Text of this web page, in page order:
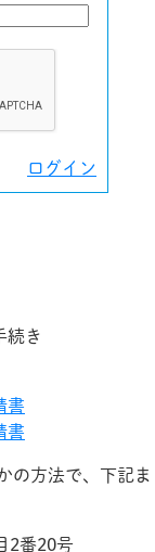
ログイン
続き
書
書
の方法で、下記ま
2番20号